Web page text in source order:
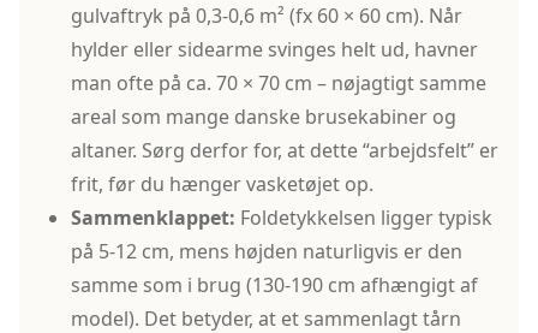
gulvaftryk på 0,3-0,6 m² (fx 60 × 60 cm). Når
hylder eller sidearme svinges helt ud, havner
man ofte på ca. 70 × 70 cm – nøjagtigt samme
areal som mange danske brusekabiner og
altaner. Sørg derfor for, at dette “arbejdsfelt” er
frit, før du hænger vasketøjet op.
Sammenklappet: Foldetykkelsen ligger typisk
på 5-12 cm, mens højden naturligvis er den
samme som i brug (130-190 cm afhængigt af
model). Det betyder, at et sammenlagt tårn